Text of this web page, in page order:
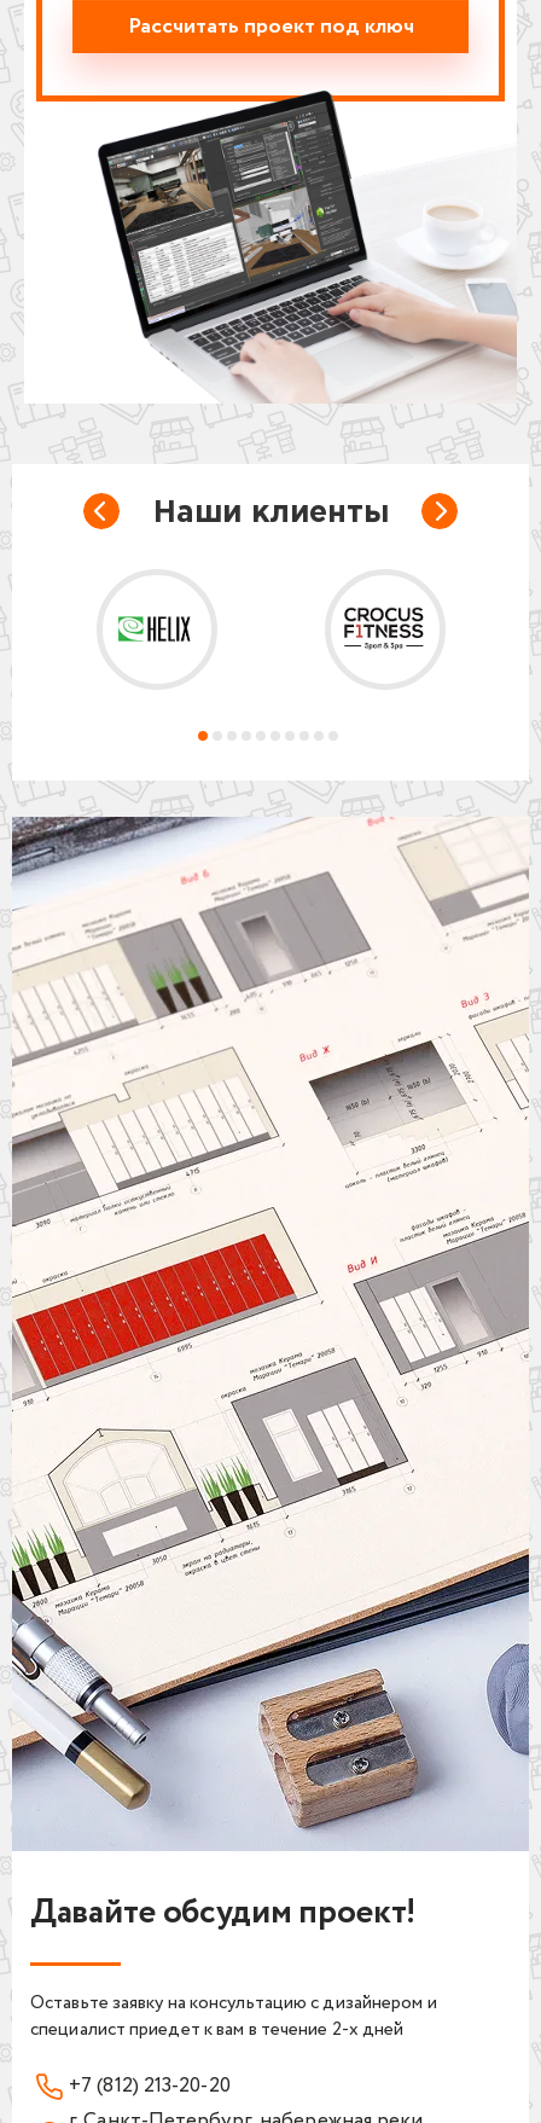
Рассчитать проект под ключ
Наши клиенты
Давайте обсудим проект!
Оставьте заявку на консультацию с дизайнером и
специалист приедет к вам в течение 2-х дней
+7 (812) 213-20-20